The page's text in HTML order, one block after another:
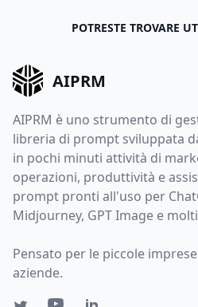
POTRESTE TROVARE
AIPRM
AIPRM è uno strumento di
libreria di prompt sviluppata
in pochi minuti attività di
operazioni, produttività e
prompt pronti all'uso per
Midjourney, GPT Image e
Pensato per le piccole
aziende.